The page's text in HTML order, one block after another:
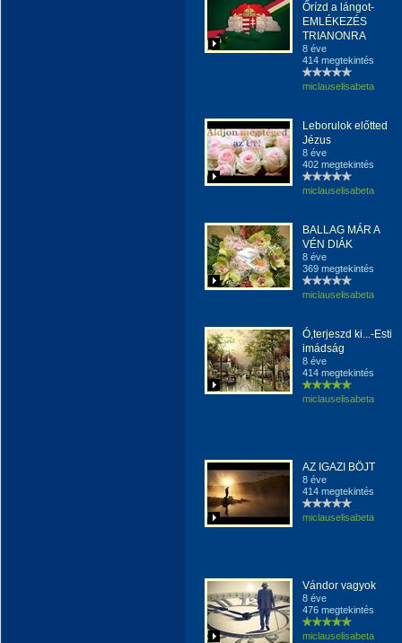
Őrízd a lángot-
EMLÉKEZÉS
TRIANONRA
8 éve
414 megtekintés
miclauselisabeta
Leborulok előtted
Jézus
8 éve
402 megtekintés
miclauselisabeta
BALLAG MÁR A
VÉN DIÁK
8 éve
369 megtekintés
miclauselisabeta
Ó,terjeszd ki...-Esti
imádság
8 éve
414 megtekintés
miclauselisabeta
AZ IGAZI BÖJT
8 éve
414 megtekintés
miclauselisabeta
Vándor vagyok
8 éve
476 megtekintés
miclauselisabeta